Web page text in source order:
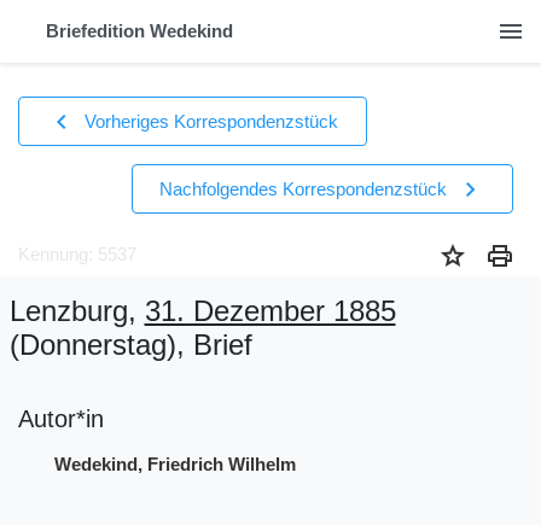
Briefedition Wedekind menu
chevron_left Vorheriges Korrespondenzstück
Nachfolgendes Korrespondenzstück chevron_right
Kennung: 5537 star print
Lenzburg, 31. Dezember 1885
(Donnerstag), Brief
Autor*in
Wedekind, Friedrich Wilhelm